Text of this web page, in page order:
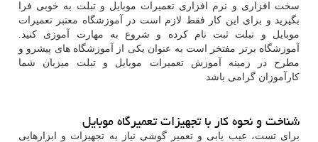
سخت افزاری و نرم افزاری تعمیرات موبایل و تبلت به خوبی فرا
بگیرید و برای این کار فقط لازم است در آموزشگاه معتبر تعمیرات
موبایل و تبلت ثبت نام کرده و شروع به مهارت آموزی کنید.
آموزشگاه برتر مفتخر است به عنوان یکی از آموزشگاه های پیشرو و
مطرح در زمینه آموزش تعمیرات موبایل و تبلت میزبان شما
کارآموزان گرامی باشد
شناخت و نحوه کار با تجهیزات تعمیرگاه موبایل
برای تست، عیب یابی و تعمیر گوشی نیاز به تجهیزات و ابزارهایی